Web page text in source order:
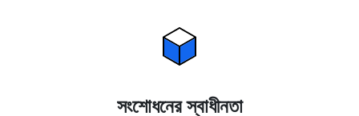
সংশোধনের স্বাধীনতা